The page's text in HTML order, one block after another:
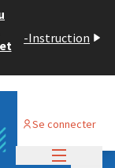
-Instruction
Se connecter